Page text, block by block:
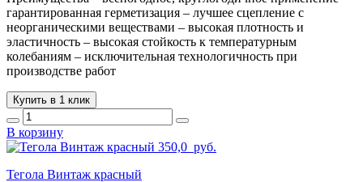
гарантированная герметизация – лучшее сцепление с
неорганическими веществами – высокая плотность и
эластичность – высокая стойкость к температурным
колебаниям – исключительная технологичность при
производстве работ
Купить в 1 клик
В корзину
350,0 руб.
Тегола Винтаж красный